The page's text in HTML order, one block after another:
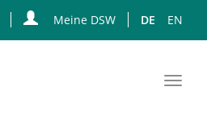
Meine DSW DE EN